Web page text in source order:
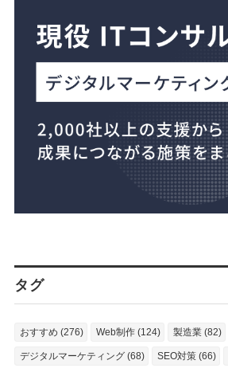
タグ
おすすめ (276) Web制作 (124) 製造業 (82)
デジタルマーケティング (68) SEO対策 (66)